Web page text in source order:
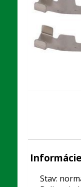
Informácie
Stav: